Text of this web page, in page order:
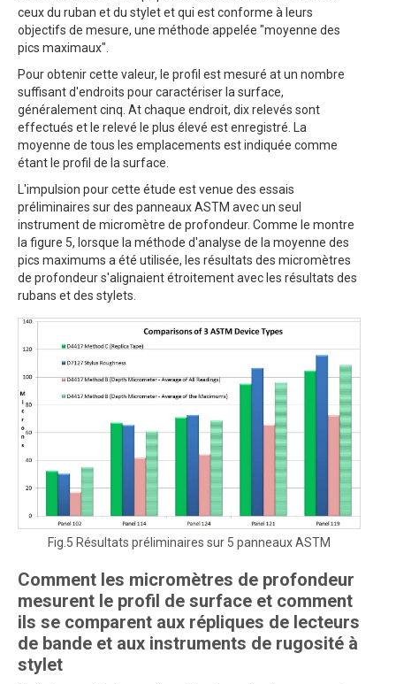
ceux du ruban et du stylet et qui est conforme à leurs
objectifs de mesure, une méthode appelée "moyenne des
pics maximaux".
Pour obtenir cette valeur, le profil est mesuré at un nombre
suffisant d'endroits pour caractériser la surface,
généralement cinq. At chaque endroit, dix relevés sont
effectués et le relevé le plus élevé est enregistré. La
moyenne de tous les emplacements est indiquée comme
étant le profil de la surface.
L'impulsion pour cette étude est venue des essais
préliminaires sur des panneaux ASTM avec un seul
instrument de micromètre de profondeur. Comme le montre
la figure 5, lorsque la méthode d'analyse de la moyenne des
pics maximums a été utilisée, les résultats des micromètres
de profondeur s'alignaient étroitement avec les résultats des
rubans et des stylets.
Fig.5 Résultats préliminaires sur 5 panneaux ASTM
Comment les micromètres de profondeur
mesurent le profil de surface et comment
ils se comparent aux répliques de lecteurs
de bande et aux instruments de rugosité à
stylet